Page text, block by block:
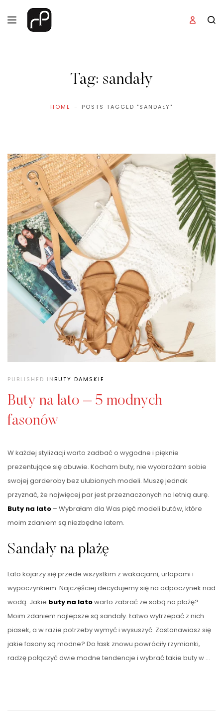
Tag: sandały
HOME POSTS TAGGED "SANDAŁY"
PUBLISHED INBUTY DAMSKIE
Buty na lato – 5 modnych
fasonów
W każdej stylizacji warto zadbać o wygodne i pięknie
prezentujące się obuwie. Kocham buty, nie wyobrażam sobie
swojej garderoby bez ulubionych modeli. Muszę jednak
przyznać, że najwięcej par jest przeznaczonych na letnią aurę.
Buty na lato – Wybrałam dla Was pięć modeli butów, które
moim zdaniem są niezbędne latem.
Sandały na plażę
Lato kojarzy się przede wszystkim z wakacjami, urlopami i
wypoczynkiem. Najczęściej decydujemy się na odpoczynek nad
wodą. Jakie buty na latowarto zabrać ze sobą na plażę?
Moim zdaniem najlepsze są sandały. Łatwo wytrzepać z nich
piasek, a w razie potrzeby wymyć i wysuszyć. Zastanawiasz się
jakie fasony są modne? Do łask znowu powróciły rzymianki,
radzę połączyć dwie modne tendencje i wybrać takie buty w …